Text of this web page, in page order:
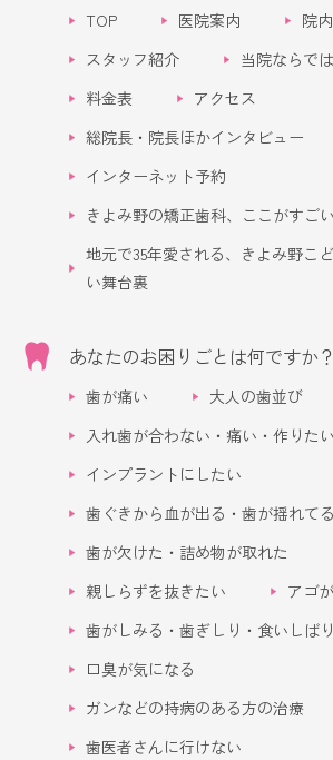
TOP 医院案内
院
スタッフ紹介
当院ならで
料金表
アクセス
総院長・院長ほかインタビュー
インターネット予約
きよみ野の矯正歯科、ここがすご
地元で35年愛される、きよみ野こ
い舞台裏
あなたのお困りごとは何ですか？
歯が痛い
大人の歯並び
入れ歯が合わない・痛い・作りたい
インプラントにしたい
歯ぐきから血が出る・歯が揺れてる
歯が欠けた・詰め物が取れた
親しらずを抜きたい
アゴ
歯がしみる・歯ぎしり・食いしばり
口臭が気になる
ガンなどの持病のある方の治療
歯医者さんに行けない